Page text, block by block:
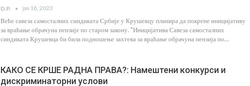
D.P. јан 18, 2023
Веће савеза самосталних синдиката Србије у Крушевцу планира да покрене иницијативу
за враћање обрачуна пензије по старом закону. "Иницијатива Савеза самосталних
синдиката Крушевца би била подношење захтева за враћање обрачуна пензија по…
КАКО СЕ КРШЕ РАДНА ПРАВА?: Намештени конкурси и
дискриминаторни услови